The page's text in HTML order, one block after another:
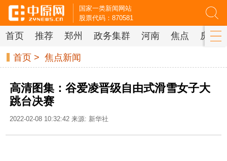
国家一类新闻网站
股票代码：870581
首页 推荐 郑州 政务集群 河南 焦点 房产
首页> 焦点新闻
高清图集：谷爱凌晋级自由式滑雪女子大
跳台决赛
2022-02-08 10:32:42 来源: 新华社